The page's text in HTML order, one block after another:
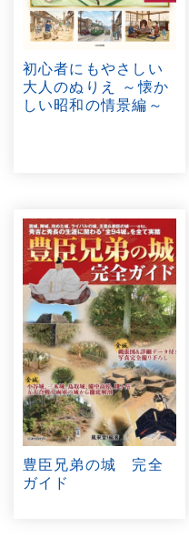
初心者にもやさしい
大人のぬりえ ～懐か
しい昭和の情景編～
豊臣兄弟の城 完全
ガイド